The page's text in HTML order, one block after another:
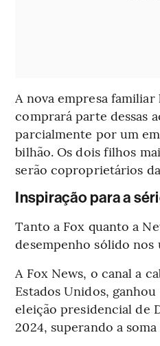
A nova empresa
comprará parte dessas
parcialmente por um
bilhão. Os dois filhos
serão coproprietários
Inspiração para a
Tanto a Fox quanto a
desempenho sólido nos
A Fox News, o canal a
Estados Unidos,
eleição presidencial de
2024, superando a